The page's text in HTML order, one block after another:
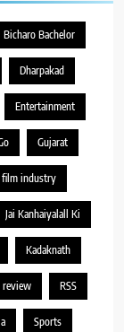
Bicharo Bachelor
Dharpakad
Entertainment
Gujarat
film industry
Jai Kanhaiyalall Ki
Kadaknath
review RSS
Sports